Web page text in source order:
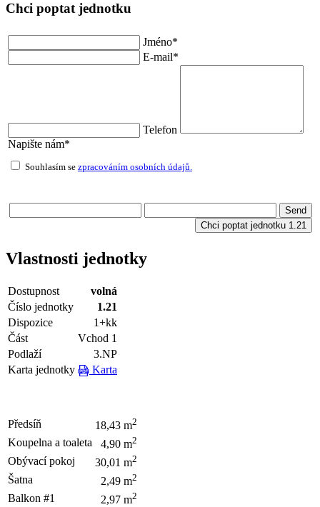
Chci poptat jednotku
Jméno*
E-mail*
Telefon
Napište nám*
Souhlasím se zpracováním osobních údajů.
Vlastnosti jednotky
Dostupnost
volná
Číslo jednotky
1.21
Dispozice
1+kk
Část
Vchod 1
Podlaží
3.NP
Karta jednotky
Karta
Předsíň 18,43 m2
Koupelna a toaleta 4,90 m2
Obývací pokoj 30,01 m2
Šatna 2,49 m2
Balkon #1 2,97 m2